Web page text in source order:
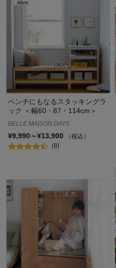
ベンチにもなるスタッキングラ
ック ＜幅60・87・114cm＞
BELLE MAISON DAYS
¥9,990～¥13,900
（税込）
(8)